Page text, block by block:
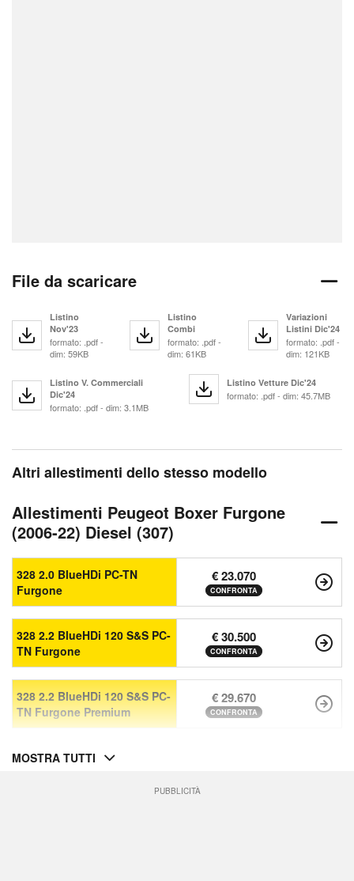
File da scaricare
Listino
Nov'23
formato: .pdf -
dim: 59KB
Listino
Combi
formato: .pdf -
dim: 61KB
Variazioni
Listini Dic'24
formato: .pdf -
dim: 121KB
Listino V. Commerciali
Dic'24
formato: .pdf - dim: 3.1MB
Listino Vetture Dic'24
formato: .pdf - dim: 45.7MB
Altri allestimenti dello stesso modello
Allestimenti Peugeot Boxer Furgone
(2006-22) Diesel (307)
328 2.0 BlueHDi PC-TN
Furgone
€ 23.070
CONFRONTA
328 2.2 BlueHDi 120 S&S PC-
TN Furgone
€ 30.500
CONFRONTA
328 2.2 BlueHDi 120 S&S PC-
TN Furgone Premium
€ 29.670
CONFRONTA
MOSTRA TUTTI
PUBBLICITÀ